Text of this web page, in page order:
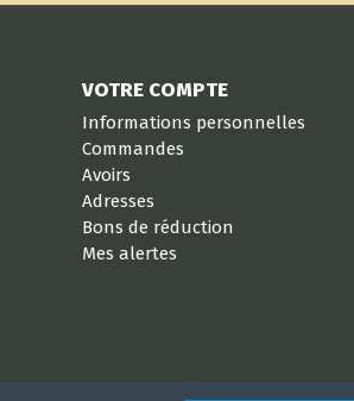
VOTRE COMPTE
Informations personnelles
Commandes
Avoirs
Adresses
Bons de réduction
Mes alertes